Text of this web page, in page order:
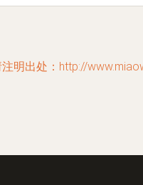
明出处：http://